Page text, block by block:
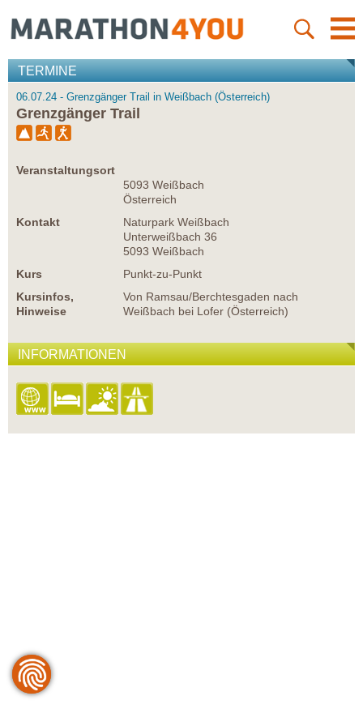
TERMINE
06.07.24 - Grenzgänger Trail in Weißbach (Österreich)
Grenzgänger Trail
Veranstaltungsort
5093 Weißbach
Österreich
Kontakt
Naturpark Weißbach
Unterweißbach 36
5093 Weißbach
Kurs
Punkt-zu-Punkt
Kursinfos,
Hinweise
Von Ramsau/Berchtesgaden nach
Weißbach bei Lofer (Österreich)
INFORMATIONEN